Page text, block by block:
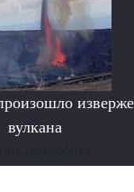
вулкана